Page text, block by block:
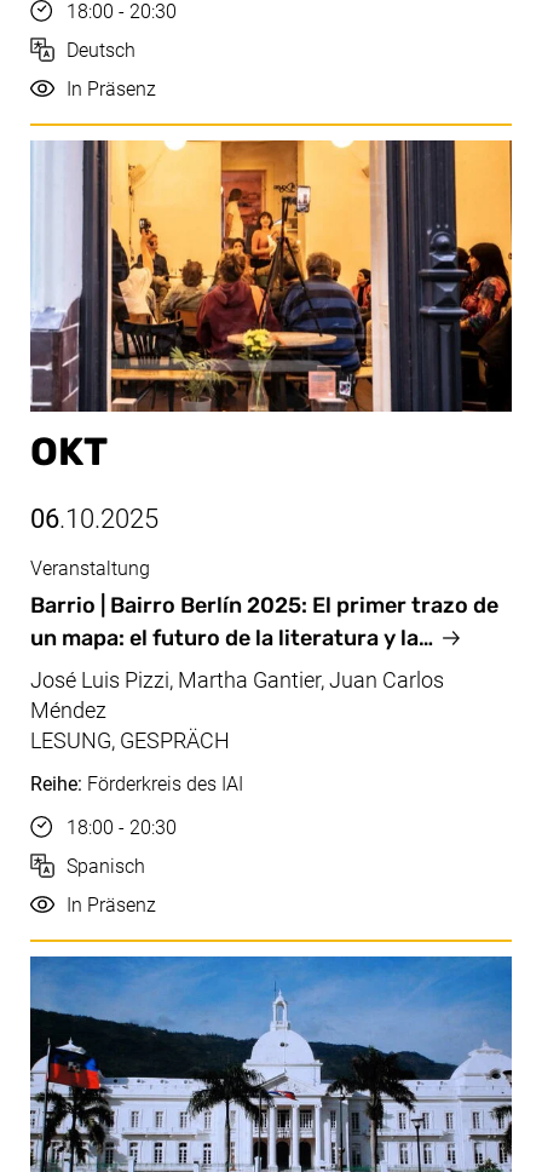
Uhrzeit
18:00 - 20:30
Sprache
Deutsch
Durchführung
In Präsenz
OKT
06.10.2025
Okt, 06.10.2025
Barrio | Bairro Berlín 2025: El primer trazo de
un mapa: el futuro de la literatura y la…
Veranstaltung
José Luis Pizzi, Martha Gantier, Juan Carlos
Méndez
LESUNG, GESPRÄCH
Reihe: Förderkreis des IAI
Uhrzeit
18:00 - 20:30
Sprache
Spanisch
Durchführung
In Präsenz